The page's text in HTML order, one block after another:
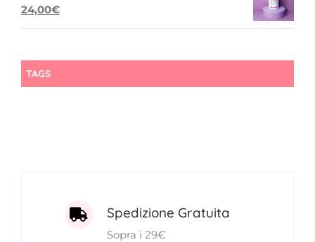
22,00€.
Il
era:
28,00€.
24,00€
24,00€.
TAGS
Spedizione Gratuita
Sopra i 29€